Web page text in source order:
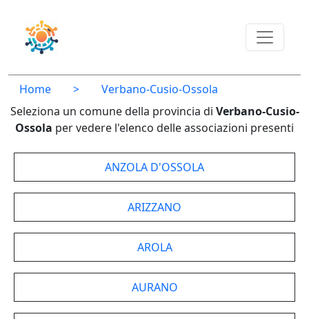
Home >
Verbano-Cusio-Ossola
Seleziona un comune della provincia di Verbano-Cusio-
Ossola per vedere l'elenco delle associazioni presenti
ANZOLA D'OSSOLA
ARIZZANO
AROLA
AURANO